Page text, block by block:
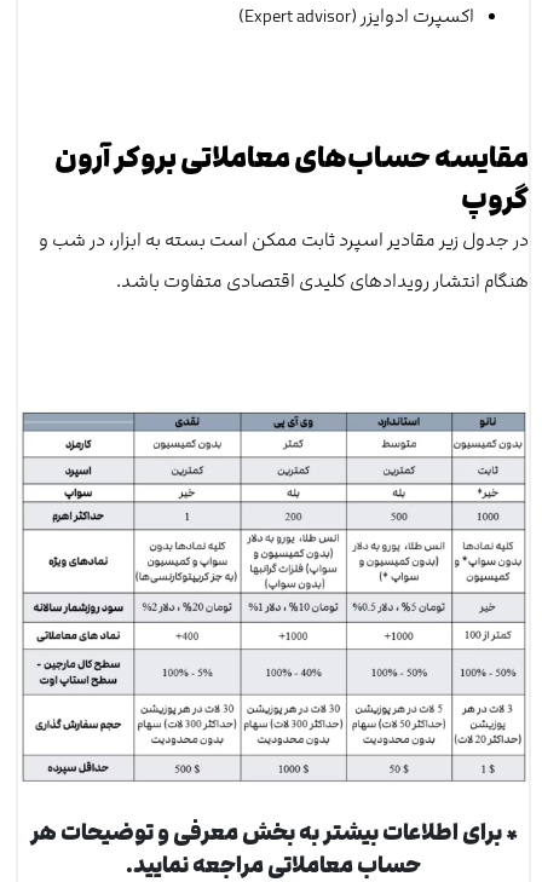
اکسپرت ادوایزر (Expert advisor)
‌مقایسه حساب‌های معاملاتی بروکر آرون
گروپ
در جدول زیر مقادیر اسپرد ثابت ممکن است بسته به ابزار، در شب و
هنگام انتشار رویدادهای کلیدی اقتصادی متفاوت باشد.
* برای اطلاعات بیشتر به بخش معرفی و توضیحات هر
حساب معاملاتی مراجعه نمایید.